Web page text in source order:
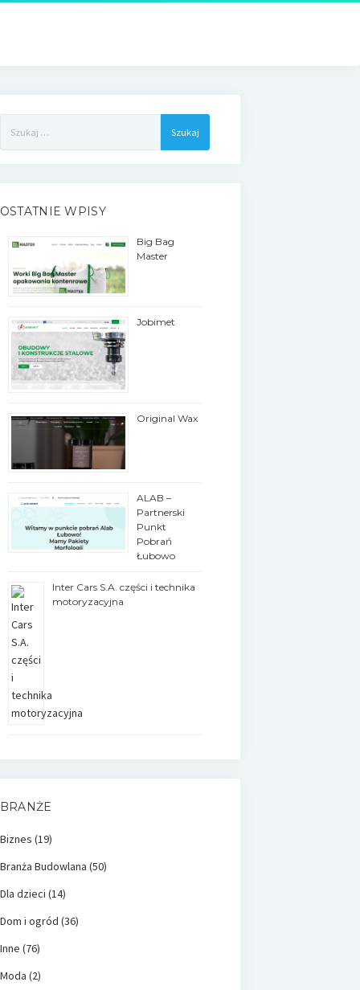
OSTATNIE WPISY
Big Bag
Master
Jobimet
Original Wax
ALAB –
Partnerski
Punkt
Pobrań
Łubowo
Inter Cars S.A. części i technika
motoryzacyjna
BRANŻE
Biznes (19)
Branża Budowlana (50)
Dla dzieci (14)
Dom i ogród (36)
Inne (76)
Moda (2)